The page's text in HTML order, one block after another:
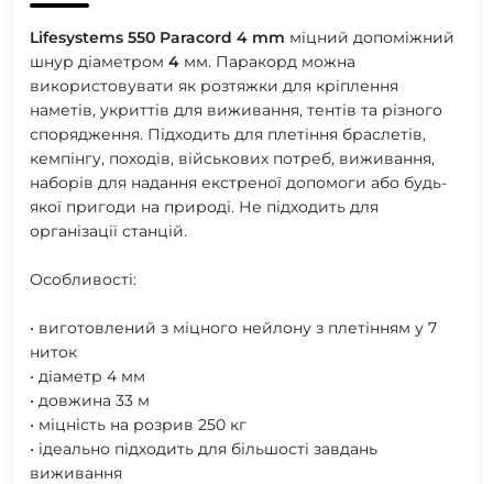
Lifesystems 550 Paracord 4 mm міцний допоміжний
шнур діаметром 4 мм. Паракорд можна
використовувати як розтяжки для кріплення
наметів, укриттів для виживання, тентів та різного
спорядження. Підходить для плетіння браслетів,
кемпінгу, походів, військових потреб, виживання,
наборів для надання екстреної допомоги або будь-
якої пригоди на природі. Не підходить для
організації станцій.
Особливості:
• виготовлений з міцного нейлону з плетінням у 7
ниток
• діаметр 4 мм
• довжина 33 м
• міцність на розрив 250 кг
• ідеально підходить для більшості завдань
виживання